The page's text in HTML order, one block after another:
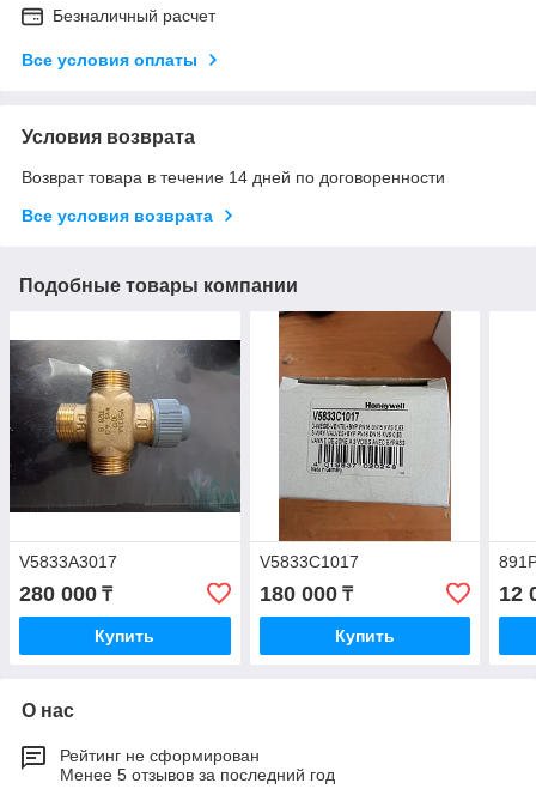
Безналичный расчет
Все условия оплаты
Условия возврата
Возврат товара в течение 14 дней по договоренности
Все условия возврата
Подобные товары компании
V5833A3017
280 000 ₸
Купить
V5833C1017
180 000₸
Купить
12
О нас
Рейтинг не сформирован
Менее 5 отзывов за последний год